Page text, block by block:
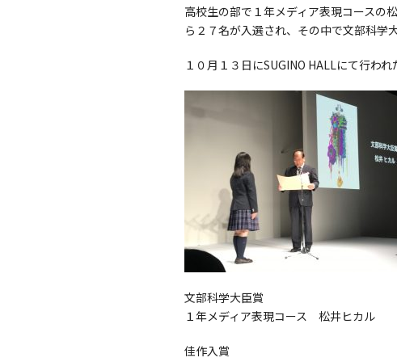
高校生の部で１年メディア表現コースの
ら２７名が入選され、その中で文部科学
１０月１３日にSUGINO HALLにて行われ
文部科学大臣賞
１年メディア表現コース 松井ヒカル
佳作入賞